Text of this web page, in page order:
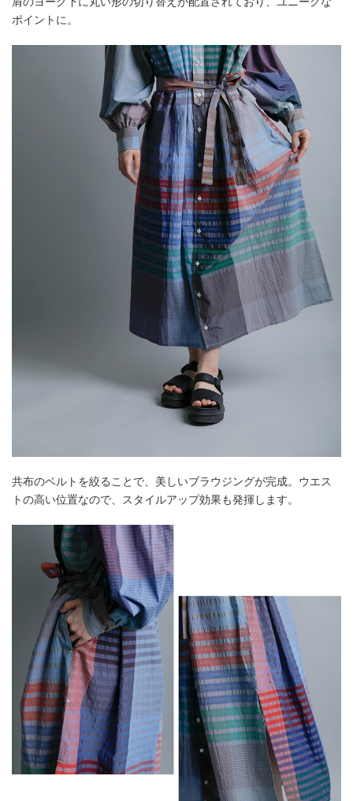
ポイントに。
共布のベルトを絞ることで、美しいブラウジングが完成。ウエス
トの高い位置なので、スタイルアップ効果も発揮します。